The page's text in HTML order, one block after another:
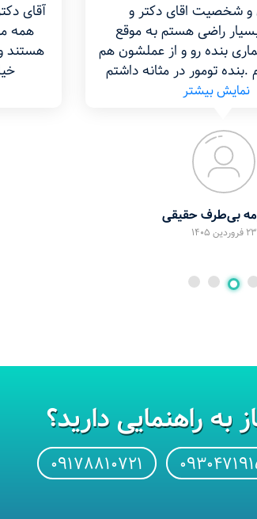
بسیار حاذق و توانمند و از
با بیماران بسیار خوش برخورد
دکتر بسیار عالی است به مریض
خیلی آرامش می دهد خدا...
نمایش بیشتر
مریم گل محمدی
23 فروردین 1405
به راهنمایی دارید؟
۰۹۱۷۸۸۱۰۷۲۱